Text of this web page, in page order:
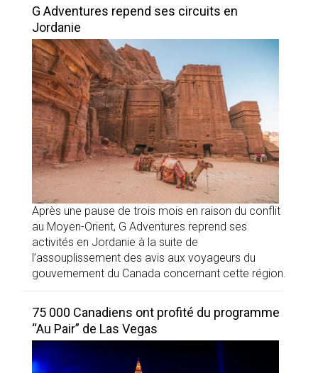
G Adventures repend ses circuits en
Jordanie
Après une pause de trois mois en raison du conflit
au Moyen-Orient, G Adventures reprend ses
activités en Jordanie à la suite de
l’assouplissement des avis aux voyageurs du
gouvernement du Canada concernant cette région.
75 000 Canadiens ont profité du programme
“Au Pair” de Las Vegas